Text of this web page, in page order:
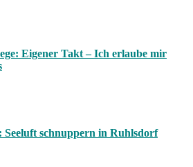
Eigener Takt – Ich erlaube mir
Seeluft schnuppern in Ruhlsdorf